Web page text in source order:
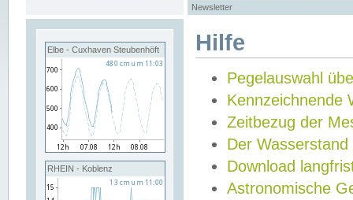
Newsletter
Elbe - Cuxhaven Steubenhöft
RHEIN - Koblenz
Hilfe
Pegelauswahl
Kennzeichnende
Zeitbezug der
Der Wasserstand
Download
Astronomische